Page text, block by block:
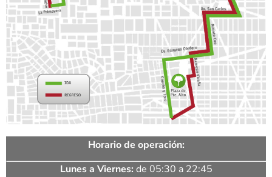
Horario de operación:
Lunes a Viernes: de 05:30 a 22:45